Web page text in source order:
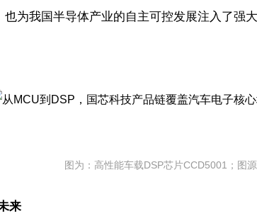
为我国半导体产业的自主可控发展注入了强
图为：高性能车载DSP芯片CCD5001；图
来